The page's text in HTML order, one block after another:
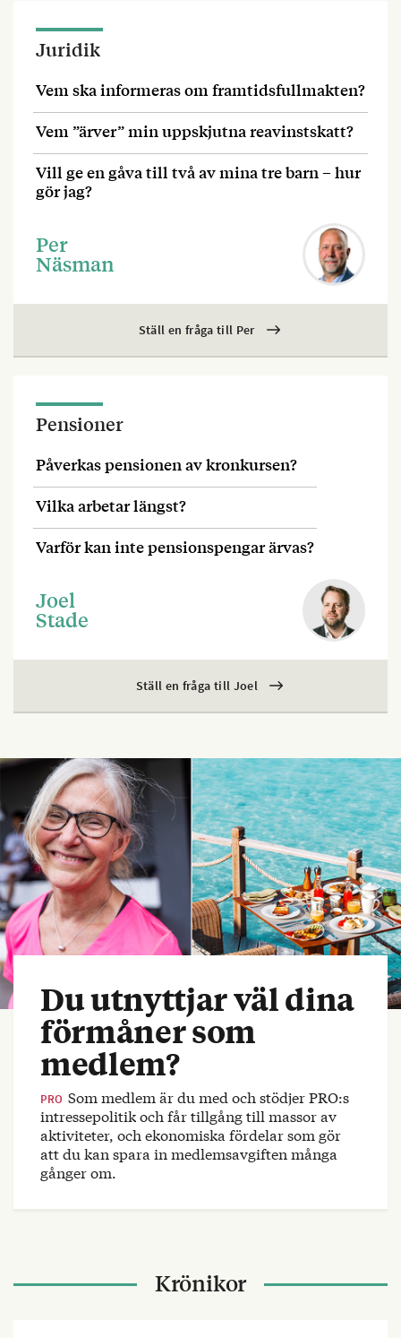
Juridik
Vem ska informeras om framtidsfullmakten?
Vem ”ärver” min uppskjutna reavinstskatt?
Vill ge en gåva till två av mina tre barn – hur
gör jag?
Per
Näsman
Ställ en fråga till Per
Pensioner
Påverkas pensionen av kronkursen?
Vilka arbetar längst?
Varför kan inte pensionspengar ärvas?
Joel
Stade
Ställ en fråga till Joel
Du utnyttjar väl dina
förmåner som
medlem?
PRO Som medlem är du med och stödjer PRO:s
intressepolitik och får tillgång till massor av
aktiviteter, och ekonomiska fördelar som gör
att du kan spara in medlemsavgiften många
gånger om.
Krönikor